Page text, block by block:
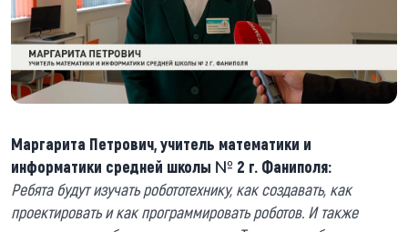
Маргарита Петрович, учитель математики и
информатики средней школы № 2 г. Фаниполя:
Ребята будут изучать робототехнику, как создавать, как
проектировать и как программировать роботов. И также